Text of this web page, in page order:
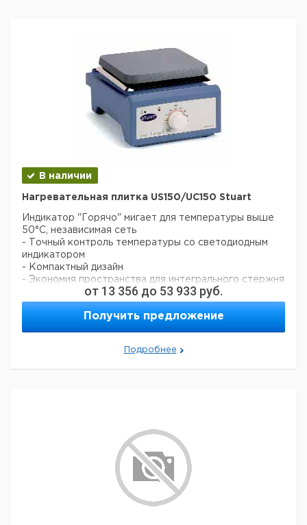
В наличии
Нагревательная плитка US150/UC150 Stuart
Индикатор "Горячо" мигает для температуры выше
50°C, независимая сеть
- Точный контроль температуры со светодиодным
индикатором
- Компактный дизайн
- Экономия пространства для интегрального стержня
- Можно использовать с SCT1 цифровым регулятором
стойкость. Поверхность
теплопередачей. Верхняя пластина имеет тонкое
керамическое покрытие для дополнительной
стойкости. Элемент 700 Вт обеспечивает быстрое
нагревание и обеспечивает равномерное
температуры по всей поверхности плиты.
от 13 356 до 53 933 руб.
Получить предложение
Подробнее